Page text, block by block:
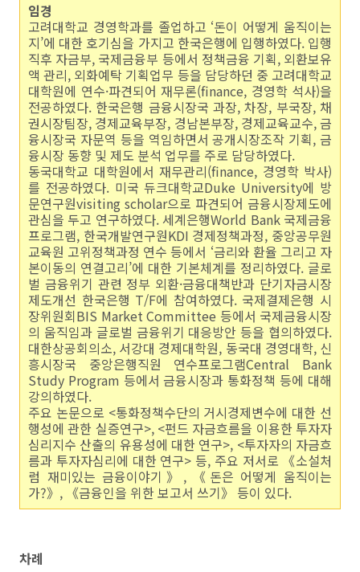
임경
고려대학교 경영학과를 졸업하고 ‘돈이 어떻게 움직이는
지’에 대한 호기심을 가지고 한국은행에 입행하였다. 입행
직후 자금부, 국제금융부 등에서 정책금융 기획, 외환보유
액 관리, 외화예탁 기획업무 등을 담당하던 중 고려대학교
대학원에 연수·파견되어 재무론(finance, 경영학 석사)을
전공하였다. 한국은행 금융시장국 과장, 차장, 부국장, 채
권시장팀장, 경제교육부장, 경남본부장, 경제교육교수, 금
융시장국 자문역 등을 역임하면서 공개시장조작 기획, 금
융시장 동향 및 제도 분석 업무를 주로 담당하였다.
동국대학교 대학원에서 재무관리(finance, 경영학 박사)
를 전공하였다. 미국 듀크대학교Duke University에 방
문연구원visiting scholar으로 파견되어 금융시장제도에
관심을 두고 연구하였다. 세계은행World Bank 국제금융
프로그램, 한국개발연구원KDI 경제정책과정, 중앙공무원
교육원 고위정책과정 연수 등에서 ‘금리와 환율 그리고 자
본이동의 연결고리’에 대한 기본체계를 정리하였다. 글로
벌 금융위기 관련 정부 외환·금융대책반과 단기자금시장
제도개선 한국은행 T/F에 참여하였다. 국제결제은행 시
장위원회BIS Market Committee 등에서 국제금융시장
의 움직임과 글로벌 금융위기 대응방안 등을 협의하였다.
대한상공회의소, 서강대 경제대학원, 동국대 경영대학, 신
흥시장국 중앙은행직원 연수프로그램Central Bank
Study Program 등에서 금융시장과 통화정책 등에 대해
강의하였다.
주요 논문으로 <통화정책수단의 거시경제변수에 대한 선
행성에 관한 실증연구>, <펀드 자금흐름을 이용한 투자자
심리지수 산출의 유용성에 대한 연구>, <투자자의 자금흐
름과 투자자심리에 대한 연구> 등, 주요 저서로 《소설처
럼 재미있는 금융이야기》, 《돈은 어떻게 움직이는
가?》, 《금융인을 위한 보고서 쓰기》 등이 있다.
차례